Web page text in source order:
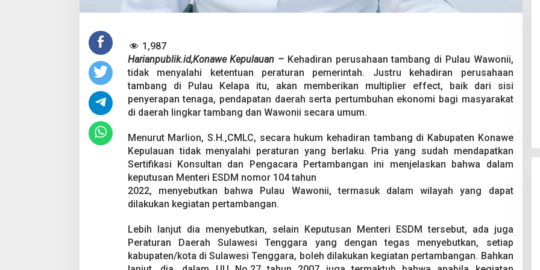
a
e
r
t
m
b
a
a
n
d
i
a
w
n
i
1,987
Harianpublik.id,Konawe Kepulauan – Kehadiran perusahaan tambang di Pulau Wawonii,
tidak menyalahi ketentuan peraturan pemerintah. Justru kehadiran perusahaan
tambang di Pulau Kelapa itu, akan memberikan multiplier effect, baik dari sisi
penyerapan tenaga, pendapatan daerah serta pertumbuhan ekonomi bagi masyarakat
di daerah lingkar tambang dan Wawonii secara umum.
Menurut Marlion, S.H.,CMLC, secara hukum kehadiran tambang di Kabupaten Konawe
Kepulauan tidak menyalahi peraturan yang berlaku. Pria yang sudah mendapatkan
Sertifikasi Konsultan dan Pengacara Pertambangan ini menjelaskan bahwa dalam
keputusan Menteri ESDM nomor 104 tahun
2022, menyebutkan bahwa Pulau Wawonii, termasuk dalam wilayah yang dapat
dilakukan kegiatan pertambangan.
Lebih lanjut dia menyebutkan, selain Keputusan Menteri ESDM tersebut, ada juga
Peraturan Daerah Sulawesi Tenggara yang dengan tegas menyebutkan, setiap
kabupaten/kota di Sulawesi Tenggara, boleh dilakukan kegiatan pertambangan. Bahkan
Pesta Pernikahan Berakhir
Mencekam, Mahasiswa Ditikam